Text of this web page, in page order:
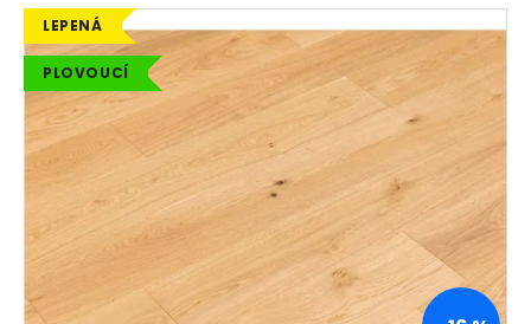
V
ý
p
i
s
o
u
LEPENÁ
PLOVOUCÍ